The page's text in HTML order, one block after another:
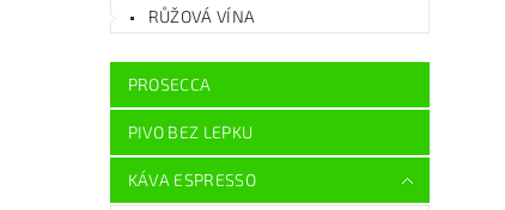
RŮŽOVÁ VÍNA
PROSECCA
PIVO BEZ LEPKU
KÁVA ESPRESSO